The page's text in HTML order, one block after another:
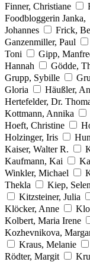
Finner, Christiane
Foodbloggerin Janka,
Johannes
Frick,
Ganzenmiller, Paul
Toni
Gipp,
Hannah
Gödde,
Grupp, Sybille
Gloria
Häußler,
Hertefelder, Dr.
Kottmann, Annika
Hoeft, Christine
Holzinger, Iris
Kaiser, Walter R.
Kaufmann, Kai
Winkler, Michael
Thekla
Kiep,
Kitzsteiner, Julia
Klöcker, Anne
Kolbert, Maria Irene
Kozhevnikova,
Kraus, Melanie
Rödter, Margit